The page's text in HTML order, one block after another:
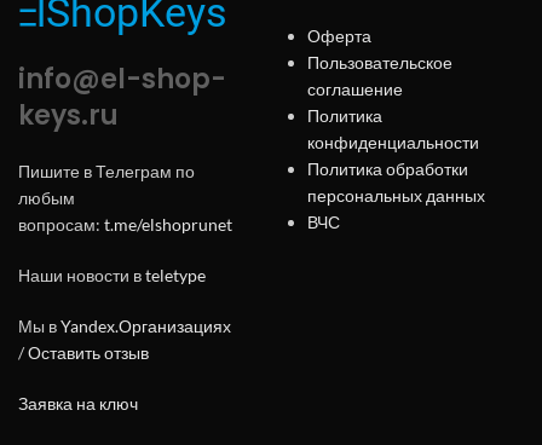
info@el-shop-
keys.ru
Пишите в Телеграм по
любым
вопросам: t.me/elshoprunet
Наши новости вteletype
Мы вYandex.Организациях
/Оставить отзыв
Заявка на ключ
Оферта
Пользовательское
соглашение
Политика
конфиденциальности
Политика обработки
персональных данных
ВЧС